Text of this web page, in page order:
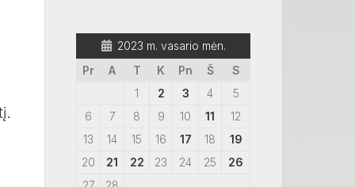
2023 m. vasario mėn.
Pr
A T K Pn Š
S
1
2 3 4
5
6
7 8 9 10 11
12
13
14 15 16 17 18
19
20
21 22 23 24 25
26